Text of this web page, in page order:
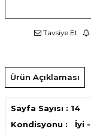
Tavsiye Et
Ürün Açıklaması
Sayfa Sayısı : 14
Kondisyonu : İyi -